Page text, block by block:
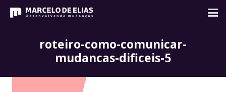
roteiro-como-comunicar-
mudancas-dificeis-5